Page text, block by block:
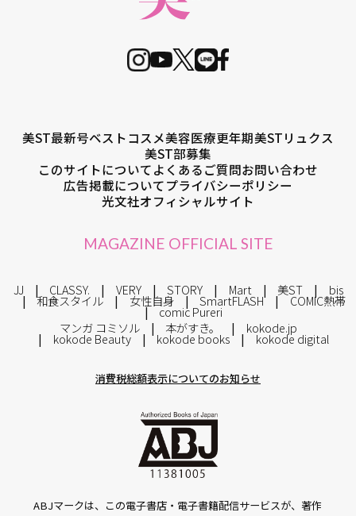
美ST最新号ベストコスメ美容医療更年期美STリュクス
美ST部募集
このサイトについてよくあるご質問お問い合わせ
広告掲載についてプライバシーポリシー
光文社オフィシャルサイト
MAGAZINE OFFICIAL SITE
JJ CLASSY. VERY STORY Mart 美ST bis
和食スタイル 女性自身 SmartFLASH COMIC熱帯
comic Pureri
マンガ コミソル
本がすき。 kokode.jp
kokode Beauty kokode books kokode digital
消費税総額表示についてのお知らせ
ABJマークは、この電子書店・電子書籍配信サービスが、著作